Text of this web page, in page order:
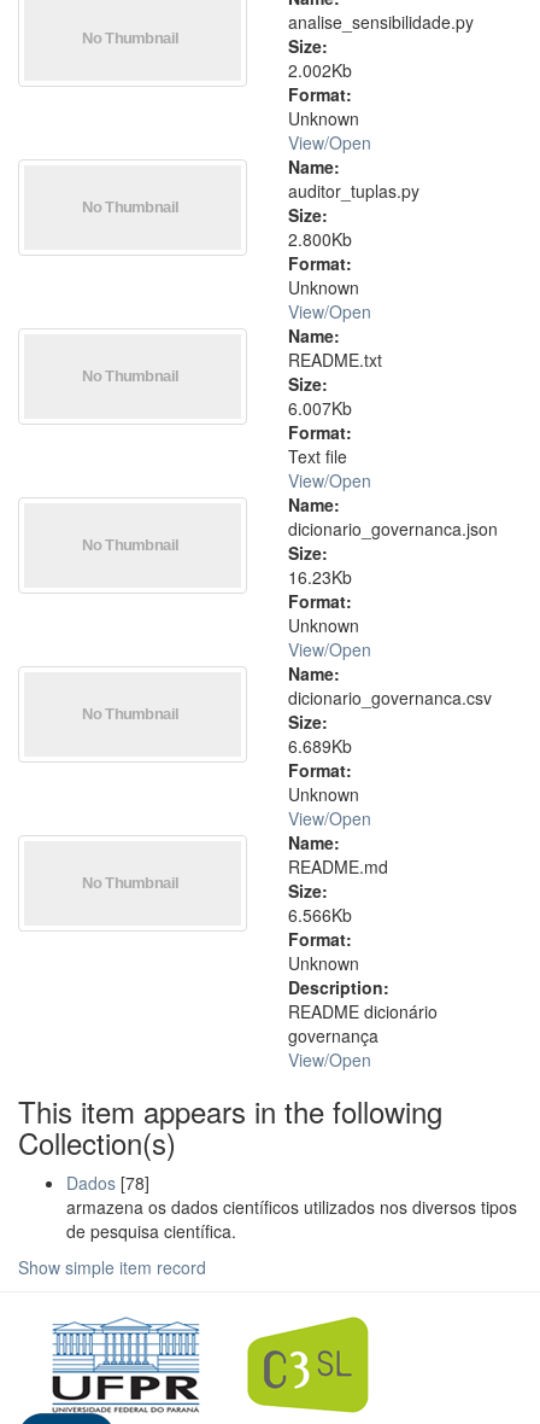
analise_sensibilidade.py
Size:
2.002Kb
Format:
Unknown
View/Open
Name:
auditor_tuplas.py
Size:
2.800Kb
Format:
Unknown
View/Open
Name:
README.txt
Size:
6.007Kb
Format:
Text file
View/Open
Name:
dicionario_governanca.json
Size:
16.23Kb
Format:
Unknown
View/Open
Name:
dicionario_governanca.csv
Size:
6.689Kb
Format:
Unknown
View/Open
Name:
README.md
Size:
6.566Kb
Format:
Unknown
Description:
README dicionário
governança
View/Open
This item appears in the following
Collection(s)
Dados [78]
armazena os dados científicos utilizados nos diversos tipos
de pesquisa científica.
Show simple item record